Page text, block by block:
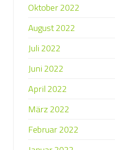
Oktober 2022
August 2022
Juli 2022
Juni 2022
April 2022
März 2022
Februar 2022